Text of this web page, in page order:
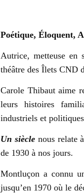
Poétique, Éloquent,
Autrice, metteuse en
théâtre des Îlets CND
Carole Thibaut aime
leurs histoires
industriels et
Un siècle nous relate
de 1930 à nos jours.
Montluçon a connu
jusqu’en 1970 où le